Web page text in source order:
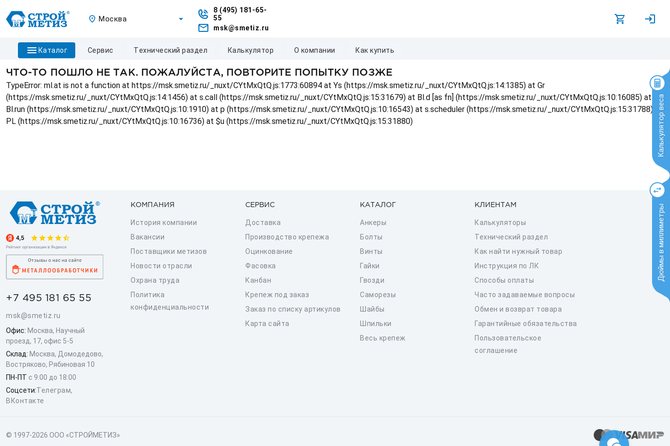
Калькулятор веса
Дюймы в миллиметры
Москва
8 (495) 181-65-
55
msk@smetiz.ru
каталог сервис технический раздел калькулятор о компании как купить
ЧТО-ТО ПОШЛО НЕ ТАК. ПОЖАЛУЙСТА, ПОВТОРИТЕ ПОПЫТКУ ПОЗЖЕ
TypeError: ml.at is not a function at https://msk.smetiz.ru/_nuxt/CYtMxQtQ.js:1773:60894 at Ys (https://msk.smetiz.ru/_nuxt/CYtMxQtQ.js:14:1385) at Gr
(https://msk.smetiz.ru/_nuxt/CYtMxQtQ.js:14:1456) at s.call (https://msk.smetiz.ru/_nuxt/CYtMxQtQ.js:15:31679) at Bl.d [as fn] (https://msk.smetiz.ru/_nuxt/CYtMxQtQ.js:10:16085) at
Bl.run (https://msk.smetiz.ru/_nuxt/CYtMxQtQ.js:10:1910) at p (https://msk.smetiz.ru/_nuxt/CYtMxQtQ.js:10:16543) at s.scheduler (https://msk.smetiz.ru/_nuxt/CYtMxQtQ.js:15:31788) at
PL (https://msk.smetiz.ru/_nuxt/CYtMxQtQ.js:10:16736) at $u (https://msk.smetiz.ru/_nuxt/CYtMxQtQ.js:15:31880)
+7 495 181 65 55
msk@smetiz.ru
Офис: Москва, Научный
проезд, 17, офис 5-5
Склад: Москва, Домодедово,
Востряково, Рябиновая 10
ПН-ПТ с 9:00 до 18:00
Соцсети:Телеграм,
ВКонтакте
КОМПАНИЯ
История компании
Вакансии
Поставщики метизов
Новости отрасли
Охрана труда
Политика
конфиденциальности
СЕРВИС
Доставка
Производство крепежа
Оцинкование
Фасовка
Канбан
Крепеж под заказ
Заказ по списку артикулов
Карта сайта
КАТАЛОГ
Анкеры
Болты
Винты
Гайки
Гвозди
Саморезы
Шайбы
Шпильки
Весь крепеж
КЛИЕНТАМ
Калькуляторы
Технический раздел
Как найти нужный товар
Инструкция по ЛК
Способы оплаты
Часто задаваемые вопросы
Обмен и возврат товара
Гарантийные обязательства
Пользовательское
соглашение
© 1997-2026 ООО «СТРОЙМЕТИЗ»